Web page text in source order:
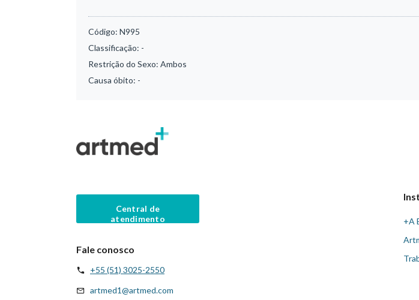
Código: N995
Classificação: -
Restrição do Sexo: Ambos
Causa óbito: -
Central de
atendimento
Fale conosco
+55 (51) 3025-2550
artmed1@artmed.com
+A